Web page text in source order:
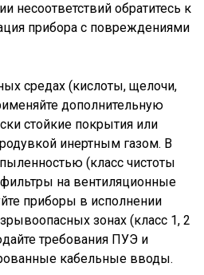
несоответствий обратитесь к
прибора с повреждениями
средах (кислоты, щелочи,
дополнительную
стойкие покрытия или
инертным газом. В
(класс чистоты
на вентиляционные
приборы в исполнении
зонах (класс 1, 2
требования ПУЭ и
кабельные вводы.